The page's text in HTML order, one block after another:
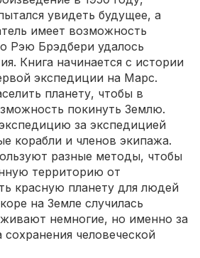
увидеть будущее, а
имеет возможность
Рэю Брэдбери удалось
Книга начинается с истории
экспедиции на Марс.
планету, чтобы в
покинуть Землю.
за экспедицией
корабли и членов экипажа.
разные методы, чтобы
территорию от
красную планету для людей
на Земле случилась
немногие, но именно за
человеческой